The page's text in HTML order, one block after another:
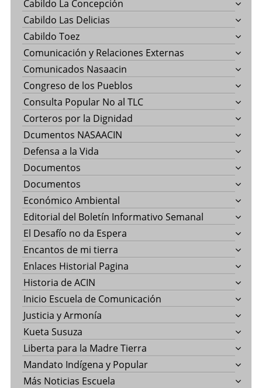
Cabildo La Concepción
Cabildo Las Delicias
Cabildo Toez
Comunicación y Relaciones Externas
Comunicados Nasaacin
Congreso de los Pueblos
Consulta Popular No al TLC
Corteros por la Dignidad
Dcumentos NASAACIN
Defensa a la Vida
Documentos
Documentos
Económico Ambiental
Editorial del Boletín Informativo Semanal
El Desafío no da Espera
Encantos de mi tierra
Enlaces Historial Pagina
Historia de ACIN
Inicio Escuela de Comunicación
Justicia y Armonía
Kueta Susuza
Liberta para la Madre Tierra
Mandato Indígena y Popular
Más Noticias Escuela